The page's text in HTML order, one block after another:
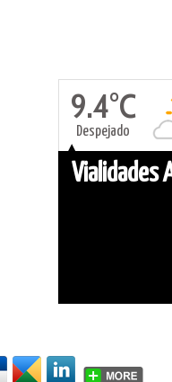
9.4°C
Despejado
Vialidades